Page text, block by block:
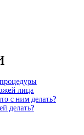
лица
с ним делать?
делать?